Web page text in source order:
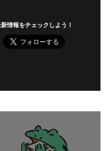
情報をチェックしよう！